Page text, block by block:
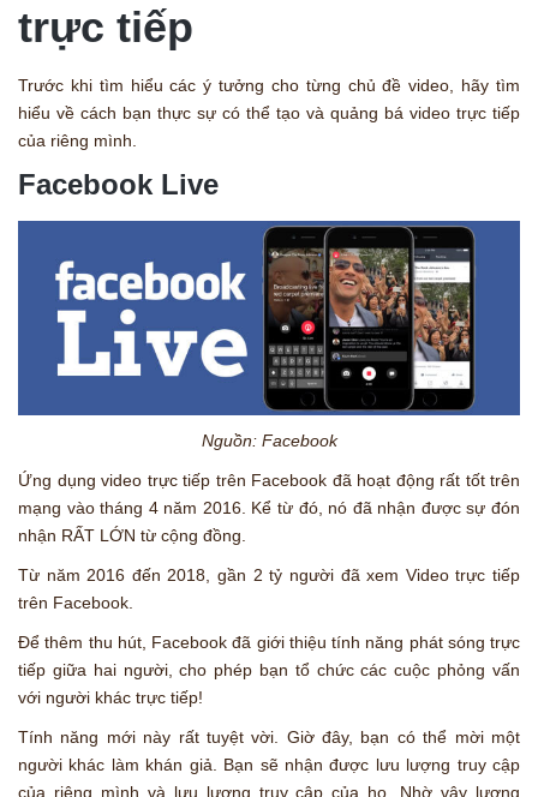
trực tiếp
Trước khi tìm hiểu các ý tưởng cho từng chủ đề video, hãy tìm
hiểu về cách bạn thực sự có thể tạo và quảng bá video trực tiếp
của riêng mình.
Facebook Live
Nguồn: Facebook
Ứng dụng video trực tiếp trên Facebook đã hoạt động rất tốt trên
mạng vào tháng 4 năm 2016. Kể từ đó, nó đã nhận được sự đón
nhận RẤT LỚN từ cộng đồng.
Từ năm 2016 đến 2018, gần 2 tỷ người đã xem Video trực tiếp
trên Facebook.
Để thêm thu hút, Facebook đã giới thiệu tính năng phát sóng trực
tiếp giữa hai người, cho phép bạn tổ chức các cuộc phỏng vấn
với người khác trực tiếp!
Tính năng mới này rất tuyệt vời. Giờ đây, bạn có thể mời một
người khác làm khán giả. Bạn sẽ nhận được lưu lượng truy cập
của riêng mình và lưu lượng truy cập của họ. Nhờ vậy lượng